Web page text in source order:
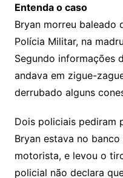
Entenda o caso
Bryan morreu baleado
Polícia Militar, na
Segundo informações
andava em zigue-
derrubado alguns
Dois policiais pediram
Bryan estava no
motorista, e levou o
policial não declara